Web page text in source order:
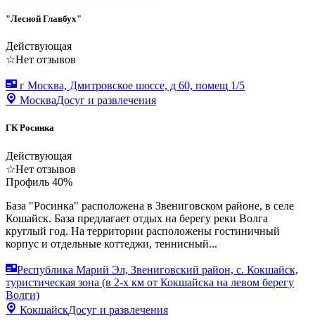
"Лесной Главбух"
Действующая
☆Нет отзывов
г Москва, Дмитровское шоссе, д 60, помещ 1/5
МоскваДосуг и развлечения
ГК Росинка
Действующая
☆Нет отзывов
Профиль 40%
База "Росинка" расположена в Звениговском районе, в селе
Кошайск. База предлагает отдых на берегу реки Волга
круглый год. На территории расположены гостиничный
корпус и отдельные коттеджи, теннисный...
Республика Марий Эл, Звениговский район, с. Кокшайск,
туристическая зона (в 2-х км от Кокшайска на левом берегу
Волги)
КокшайскДосуг и развлечения